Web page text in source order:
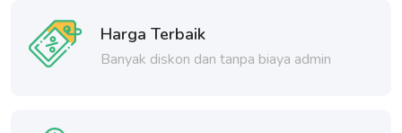
Harga Terbaik
Banyak diskon dan tanpa biaya admin